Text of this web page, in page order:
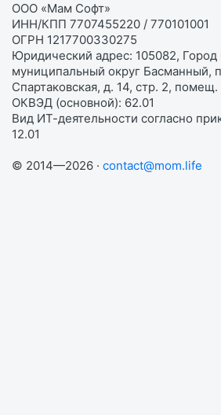
ООО «Мам Софт»
ИНН/КПП 7707455220 / 770101001
ОГРН 1217700330275
Юридический адрес: 105082, Город
муниципальный округ Басманный,
Спартаковская, д. 14, стр. 2,
ОКВЭД (основной): 62.01
Вид ИТ-деятельности согласно
12.01
© 2014—2026 · contact@mom.life